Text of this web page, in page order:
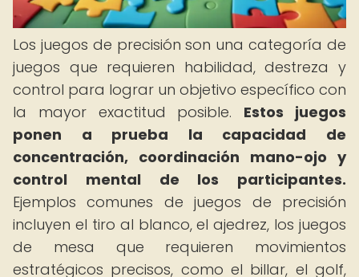
Los juegos de precisión son una categoría de
juegos que requieren habilidad, destreza y
control para lograr un objetivo específico con
la mayor exactitud posible. Estos juegos
ponen a prueba la capacidad de
concentración, coordinación mano-ojo y
control mental de los participantes.
Ejemplos comunes de juegos de precisión
incluyen el tiro al blanco, el ajedrez, los juegos
de mesa que requieren movimientos
estratégicos precisos, como el billar, el golf,